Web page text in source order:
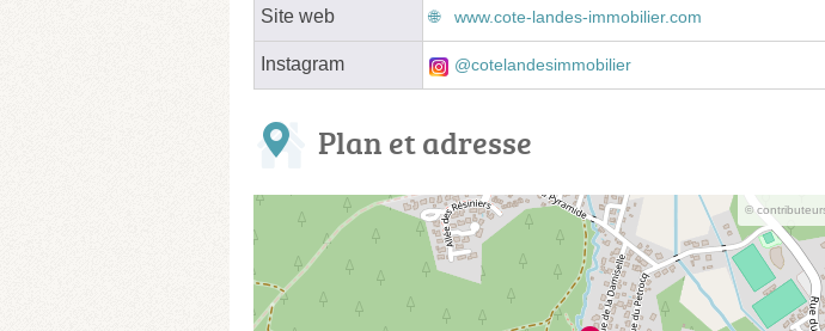
Site web www.cote-landes-immobilier.com
Instagram @cotelandesimmobilier
Plan et adresse
©